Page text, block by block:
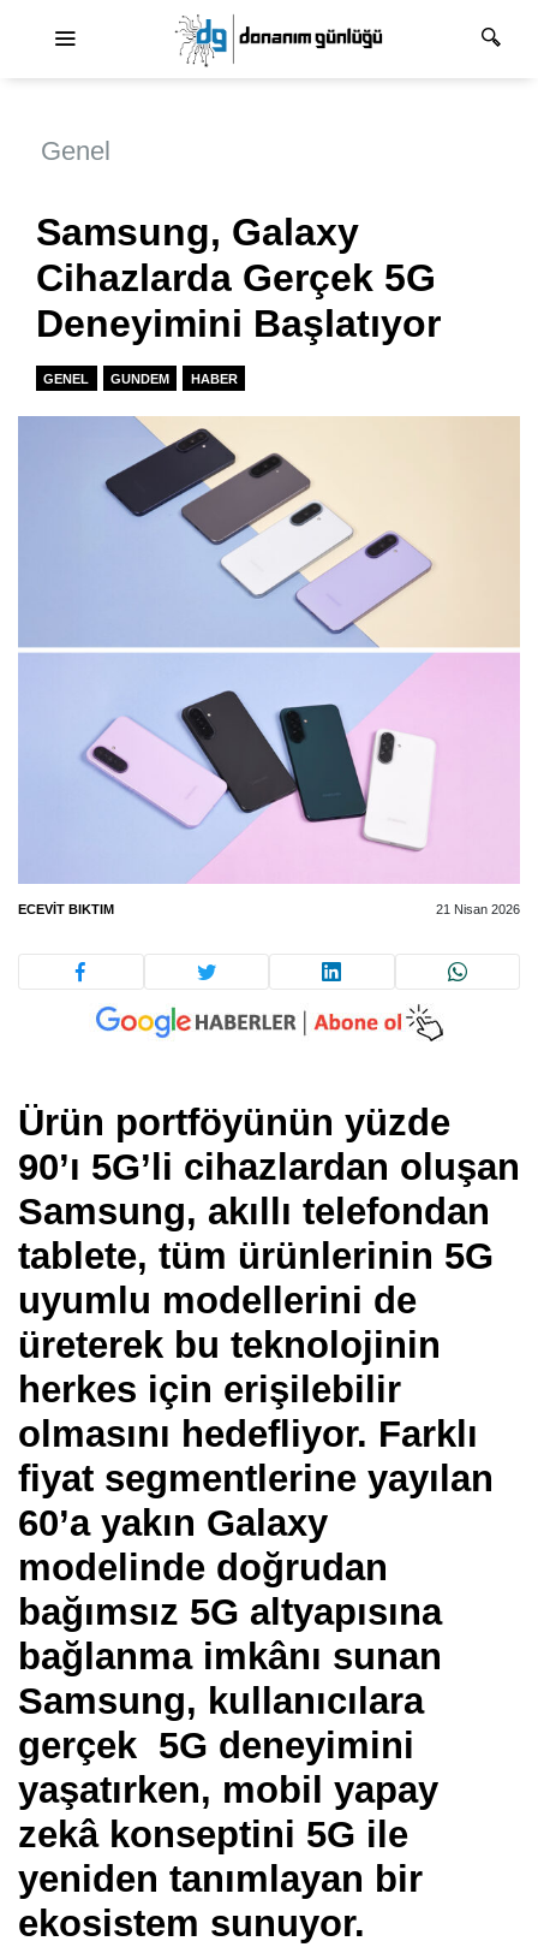
Genel
Samsung, Galaxy
Cihazlarda Gerçek 5G
Deneyimini Başlatıyor
GENEL GUNDEM HABER
ECEVIT BIKTIM 21 Nisan 2026
Ürün portföyünün yüzde
90’ı 5G’li cihazlardan oluşan
Samsung, akıllı telefondan
tablete, tüm ürünlerinin 5G
uyumlu modellerini de
üreterek bu teknolojinin
herkes için erişilebilir
olmasını hedefliyor. Farklı
fiyat segmentlerine yayılan
60’a yakın Galaxy
modelinde doğrudan
bağımsız 5G altyapısına
bağlanma imkânı sunan
Samsung, kullanıcılara
gerçek 5G deneyimini
yaşatırken, mobil yapay
zekâ konseptini 5G ile
yeniden tanımlayan bir
ekosistem sunuyor.